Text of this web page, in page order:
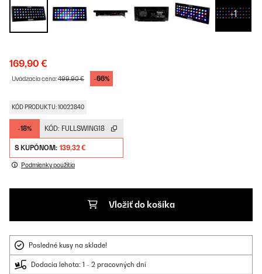
+1
169,90 €
Uvádzacia cena:499,90 € -66%
KÓD PRODUKTU: 10022840
-18% KÓD: FULLSWING18
S KUPÓNOM: 139,32 €
Podmienky použitia
Vložiť do košíka
Posledné kusy na sklade!
Dodacia lehota: 1 - 2 pracovných dní